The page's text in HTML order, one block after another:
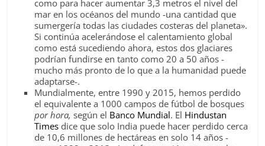
como para hacer aumentar 3,3 metros el nivel del
mar en los océanos del mundo -una cantidad que
sumergería todas las ciudades costeras del planeta».
Si continúa acelerándose el calentamiento global
como está sucediendo ahora, estos dos glaciares
podrían fundirse en tanto como 20 a 50 años -
mucho más pronto de lo que a la humanidad puede
adaptarse-.
Mundialmente, entre 1990 y 2015, hemos perdido
el equivalente a 1000 campos de fútbol de bosques
por hora, según el Banco Mundial. El Hindustan
Times dice que solo India puede hacer perdido cerca
de 10,6 millones de hectáreas en solo 14 años -